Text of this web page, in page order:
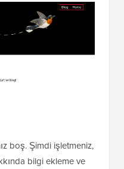
boş. Şimdi işletmeniz,
bilgi ekleme ve